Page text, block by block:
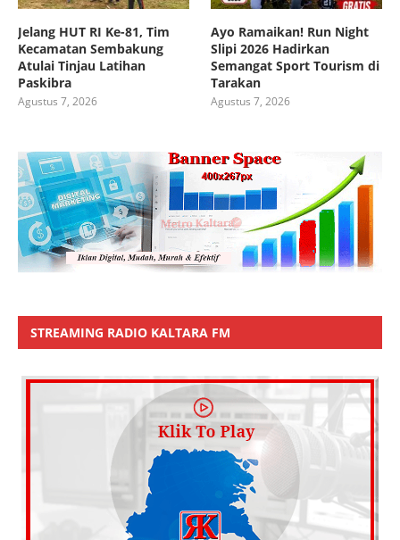
Jelang HUT RI Ke-81, Tim
Kecamatan Sembakung
Atulai Tinjau Latihan
Paskibra
Agustus 7, 2026
Ayo Ramaikan! Run Night
Slipi 2026 Hadirkan
Semangat Sport Tourism di
Tarakan
Agustus 7, 2026
STREAMING RADIO KALTARA FM